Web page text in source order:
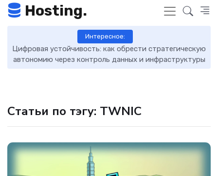
Hosting.
Интересное:
Цифровая устойчивость: как обрести стратегическую
автономию через контроль данных и инфраструктуры
Статьи по тэгу: TWNIC